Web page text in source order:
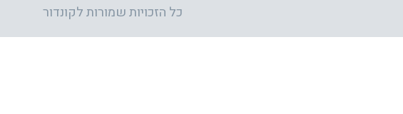
כל הזכויות שמורות לקונדור